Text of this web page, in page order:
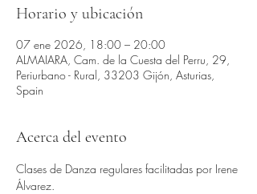
Horario y ubicación
07 ene 2026, 18:00 – 20:00
ALMAIARA, Cam. de la Cuesta del Perru, 29,
Periurbano - Rural, 33203 Gijón, Asturias,
Spain
Acerca del evento
Clases de Danza regulares facilitadas por Irene
Álvarez.